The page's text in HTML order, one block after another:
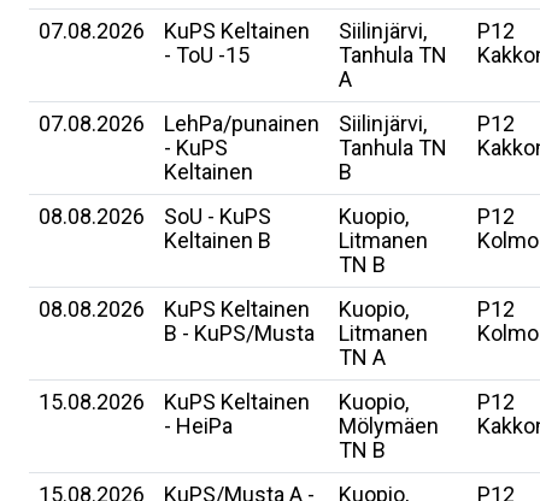
07.08.2026
KuPS Keltainen
- ToU -15
Siilinjärvi,
Tanhula TN
A
P12
07.08.2026
LehPa/punainen
- KuPS
Keltainen
Siilinjärvi,
Tanhula TN
B
P12
08.08.2026
SoU - KuPS
Keltainen B
Kuopio,
Litmanen
TN B
P12
08.08.2026
KuPS Keltainen
B - KuPS/Musta
Kuopio,
Litmanen
TN A
P12
15.08.2026
KuPS Keltainen
- HeiPa
Kuopio,
Mölymäen
TN B
P12
15.08.2026 KuPS/Musta A - Kuopio, P12